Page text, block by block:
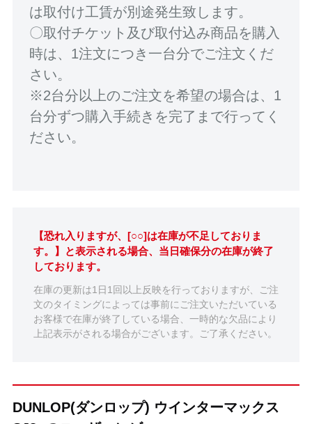
は取付け工賃が別途発生致します。
〇取付チケット及び取付込み商品を購入
時は、1注文につき一台分でご注文くだ
さい。
※2台分以上のご注文を希望の場合は、1
台分ずつ購入手続きを完了まで行ってく
ださい。
【恐れ入りますが、[○○]は在庫が不足しておりま
す。】と表示される場合、当日確保分の在庫が終了
しております。
在庫の更新は1日1回以上反映を行っておりますが、ご注
文のタイミングによっては事前にご注文いただいている
お客様で在庫が終了している場合、一時的な欠品により
上記表示がされる場合がございます。ご了承ください。
DUNLOP(ダンロップ) ウインターマックス